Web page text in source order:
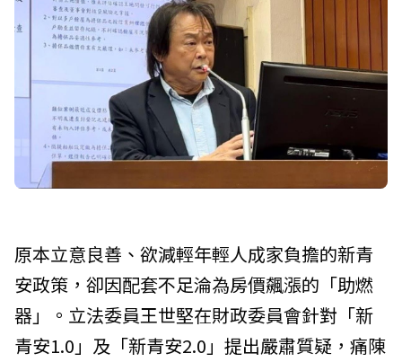
原本立意良善、欲減輕年輕人成家負擔的新青
安政策，卻因配套不足淪為房價飆漲的「助燃
器」。立法委員王世堅在財政委員會針對「新
青安1.0」及「新青安2.0」提出嚴肅質疑，痛陳